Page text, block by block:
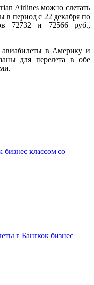
Airlines можно слетать
в период с 22 декабря по
72732 и 72566 руб.,
авиабилеты в Америку и
для перелета в обе
бизнес классом со
в Бангкок бизнес